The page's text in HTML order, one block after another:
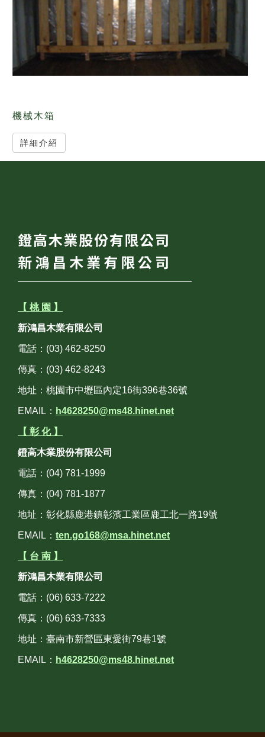
機械木箱
詳細介紹
【 桃 園 】
新鴻昌木業有限公司
電話：(03) 462-8250
傳真：(03) 462-8243
地址：桃園市中壢區內定16街396巷36號
EMAIL： h4628250@ms48.hinet.net
【 彰 化 】
鐙高木業股份有限公司
電話：(04) 781-1999
傳真：(04) 781-1877
地址：彰化縣鹿港鎮彰濱工業區鹿工北一路19號
EMAIL： ten.go168@msa.hinet.net
【 台 南 】
新鴻昌木業有限公司
電話：(06) 633-7222
傳真：(06) 633-7333
地址：臺南市新營區東愛街79巷1號
EMAIL： h4628250@ms48.hinet.net